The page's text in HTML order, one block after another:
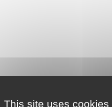
This site uses